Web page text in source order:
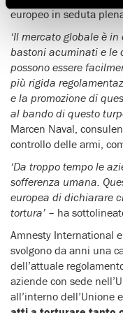
europeo in seduta
‘Il mercato globale è
bastoni acuminati e le
possono essere
più rigida
e la promozione di
al bando di questo
Marcen Naval,
controllo delle armi,
‘Da troppo tempo le
sofferenza umana.
europea di dichiarare
tortura’ – ha
Amnesty International
svolgono da anni una
dell’attuale
aziende con sede
all’interno dell’Unione